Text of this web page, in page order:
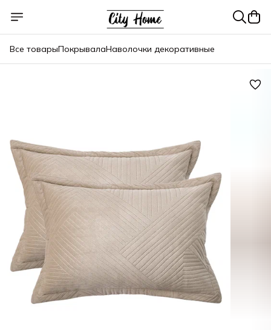
Все товарыПокрывалаНаволочки декоративные